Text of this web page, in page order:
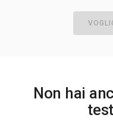
Non hai